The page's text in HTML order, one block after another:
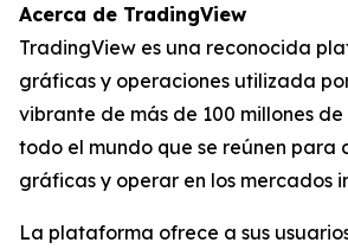
Acerca de TradingView
TradingView es una reconocida
gráficas y operaciones utilizada
vibrante de más de 100 millones
todo el mundo que se reúnen para
gráficas y operar en los mercados
La plataforma ofrece a sus